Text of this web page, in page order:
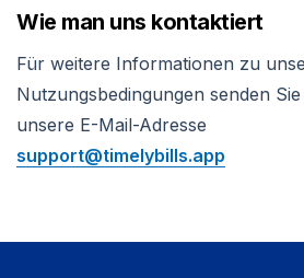
Wie man uns kontaktiert
Für weitere Informationen zu
Nutzungsbedingungen senden
unsere E-Mail-Adresse
support@timelybills.app